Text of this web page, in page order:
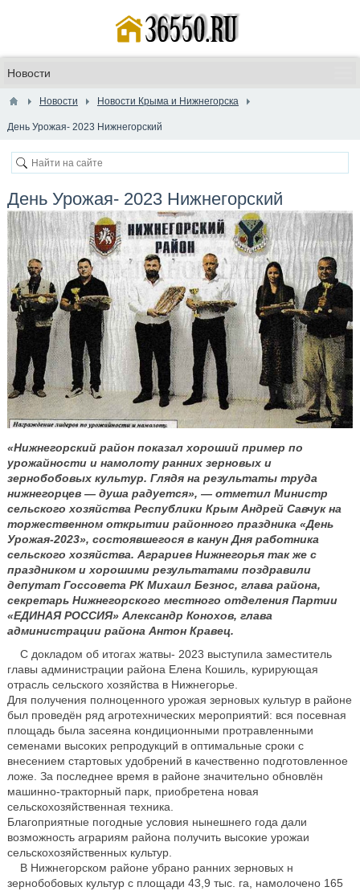
Новости Новости Крыма и Нижнегорска
День Урожая- 2023 Нижнегорский
День Урожая- 2023 Нижнегорский
«Нижнегорский район показал хороший пример по
урожайности и намолоту ранних зерновых и
зернобобовых культур. Глядя на результаты труда
нижнегорцев — душа радуется», — отметил Министр
сельского хозяйства Республики Крым Андрей Савчук на
торжественном открытии районного праздника «День
Урожая-2023», состоявшегося в канун Дня работника
сельского хозяйства. Аграриев Нижнегорья так же с
праздником и хорошими результатами поздравили
депутат Госсовета РК Михаил Безнос, глава района,
секретарь Нижнегорского местного отделения Партии
«ЕДИНАЯ РОССИЯ» Александр Конохов, глава
администрации района Антон Кравец.
С докладом об итогах жатвы- 2023 выступила заместитель
главы администрации района Елена Кошиль, курирующая
отрасль сельского хозяйства в Нижнегорье.
Для получения полноценного урожая зерновых культур в районе
был проведён ряд агротехнических мероприятий: вся посевная
площадь была засеяна кондиционными протравленными
семенами высоких репродукций в оптимальные сроки с
внесением стартовых удобрений в качественно подготовленное
ложе. За последнее время в районе значительно обновлён
машинно-тракторный парк, приобретена новая
сельскохозяйственная техника.
Благоприятные погодные условия нынешнего года дали
возможность аграриям района получить высокие урожаи
сельскохозяйственных культур.
В Нижнегорском районе убрано ранних зерновых н
зернобобовых культур с площади 43,9 тыс. га, намолочено 165